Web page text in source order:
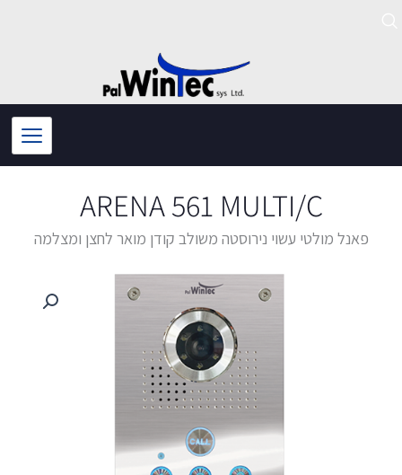
ARENA 561 MULTI/C
פאנל מולטי עשוי נירוסטה משולב קודן מואר לחצן ומצלמה